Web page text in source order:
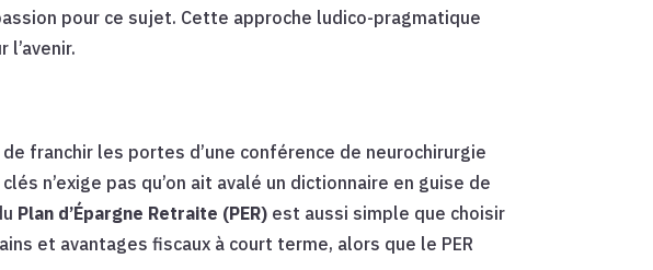
pour ce sujet. Cette approche ludico-pragmatique
franchir les portes d’une conférence de neurochirurgie
n’exige pas qu’on ait avalé un dictionnaire en guise de
Plan d’Épargne Retraite (PER) est aussi simple que choisir
et avantages fiscaux à court terme, alors que le PER